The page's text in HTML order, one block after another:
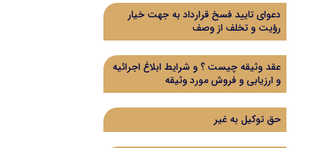
دعوای تایید فسخ قرارداد به جهت خیار
رؤیت و تخلف از وصف
عقد وثیقه چیست ؟ و شرایط ابلاغ اجرائیه
و ارزیابی و فروش مورد وثیقه
حق توکیل به غیر